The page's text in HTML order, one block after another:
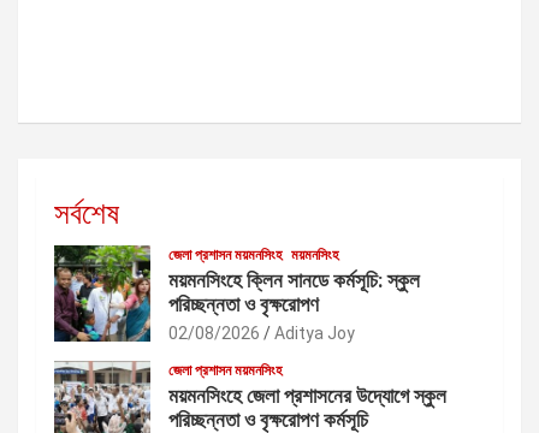
সর্বশেষ
জেলা প্রশাসন ময়মনসিংহ ময়মনসিংহ
ময়মনসিংহে ক্লিন সানডে কর্মসূচি: স্কুল
পরিচ্ছন্নতা ও বৃক্ষরোপণ
02/08/2026 Aditya Joy
জেলা প্রশাসন ময়মনসিংহ
ময়মনসিংহে জেলা প্রশাসনের উদ্যোগে স্কুল
পরিচ্ছন্নতা ও বৃক্ষরোপণ কর্মসূচি